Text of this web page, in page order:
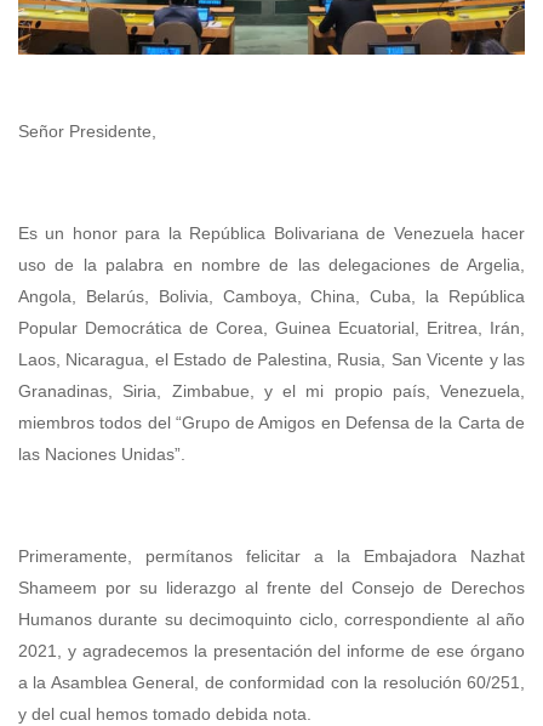
Señor Presidente,
Es un honor para la República Bolivariana de Venezuela hacer
uso de la palabra en nombre de las delegaciones de Argelia,
Angola, Belarús, Bolivia, Camboya, China, Cuba, la República
Popular Democrática de Corea, Guinea Ecuatorial, Eritrea, Irán,
Laos, Nicaragua, el Estado de Palestina, Rusia, San Vicente y las
Granadinas, Siria, Zimbabue, y el mi propio país, Venezuela,
miembros todos del “Grupo de Amigos en Defensa de la Carta de
las Naciones Unidas”.
Primeramente, permítanos felicitar a la Embajadora Nazhat
Shameem por su liderazgo al frente del Consejo de Derechos
Humanos durante su decimoquinto ciclo, correspondiente al año
2021, y agradecemos la presentación del informe de ese órgano
a la Asamblea General, de conformidad con la resolución 60/251,
y del cual hemos tomado debida nota.